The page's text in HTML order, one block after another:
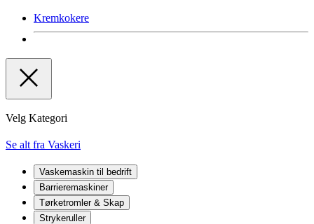
Kremkokere
Velg Kategori
Se alt fra Vaskeri
Vaskemaskin til bedrift
Barrieremaskiner
Tørketromler & Skap
Strykeruller